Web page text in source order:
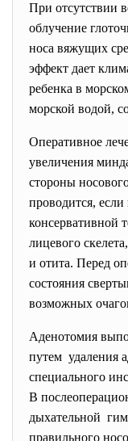
При отсутствии
облучение
носа вяжущих
эффект дает
ребенка в
морской водой,
Оперативное
увеличения
стороны
проводится,
консервативной
лицевого
и отита. Перед
состояния
возможных
Аденотомия
путем удаления
специального
В
дыхательной
правильного